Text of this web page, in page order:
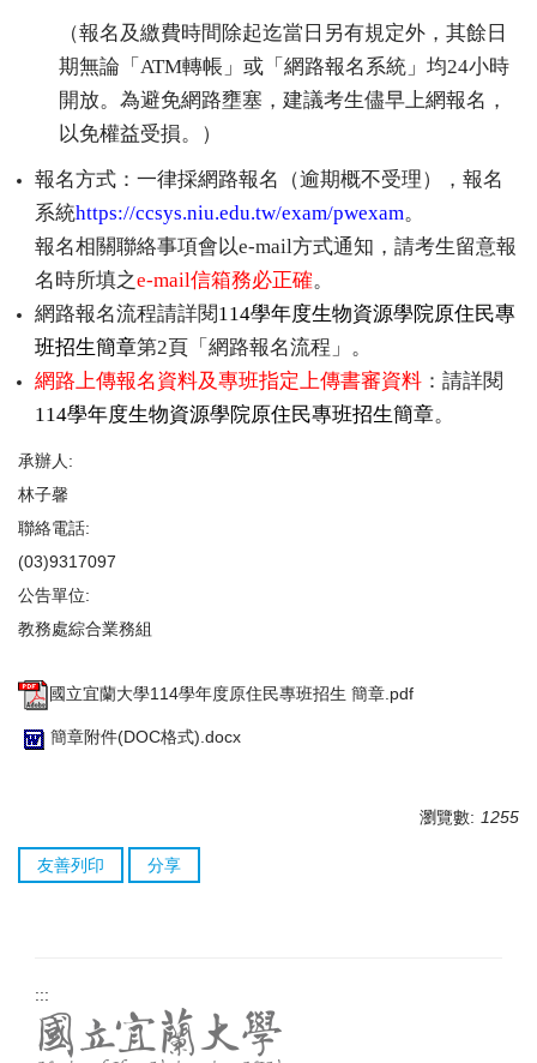
（報名及繳費時間除起迄當日另有規定外，其餘日
期無論「 ATM轉帳」或「網路報名系統」均24小時
開放。為避免網路壅塞，建議考生儘早上網報名，
以免權益受損。）
報名方式：一律採網路報名（逾期概不受理），報名
系統https://ccsys.niu.edu.tw/exam/pwexam。
報名相關聯絡事項會以e-mail方式通知，請考生留意報
名時所填之e-mail信箱務必正確。
網路報名流程請詳閱114學年度生物資源學院原住民專
班招生簡章第2頁「網路報名流程」。
網路上傳報名資料及專班指定上傳書審資料 ：請詳閱
114學年度生物資源學院原住民專班招生簡章。
承辦人:
林子馨
聯絡電話:
(03)9317097
公告單位:
教務處綜合業務組
國立宜蘭大學114學年度原住民專班招生 簡章.pdf
簡章附件(DOC格式).docx
瀏覽數: 1255
友善列印 分享
:::